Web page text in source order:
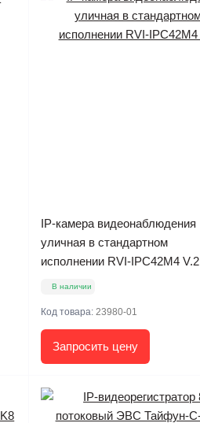
IP-камера видеонаблюдения
уличная в стандартном
исполнении RVI-IPC42M4 V.2
В наличии
Код товара:23980-01
Запросить цену